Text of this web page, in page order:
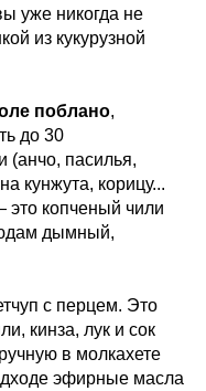
уже никогда не
из кукурузной
поблано,
до 30
(анчо, пасилья,
кунжута, корицу...
это копченый чили
дымный,
с перцем. Это
кинза, лук и сок
в молкахете
эфирные масла